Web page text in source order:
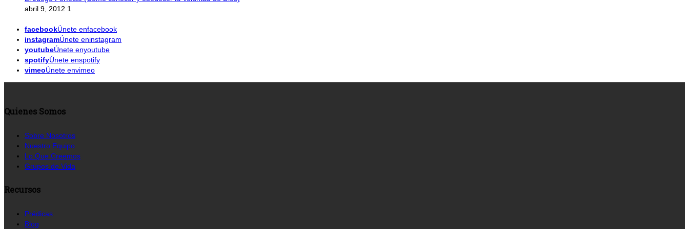
abril 9, 2012 1
facebookÚnete enfacebook
instagramÚnete eninstagram
youtubeÚnete enyoutube
spotifyÚnete enspotify
vimeoÚnete envimeo
Quienes Somos
Sobre Nosotros
Nuestro Equipo
Lo Que Creemos
Grupos de Vida
Recursos
Prédicas
Blog